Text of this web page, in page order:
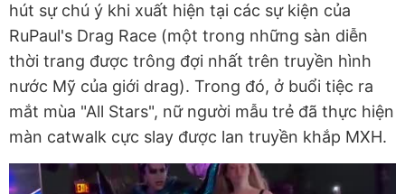
hút sự chú ý khi xuất hiện tại các sự kiện của
RuPaul's Drag Race (một trong những sàn diễn
thời trang được trông đợi nhất trên truyền hình
nước Mỹ của giới drag). Trong đó, ở buổi tiệc ra
mắt mùa "All Stars", nữ người mẫu trẻ đã thực hiện
màn catwalk cực slay được lan truyền khắp MXH.